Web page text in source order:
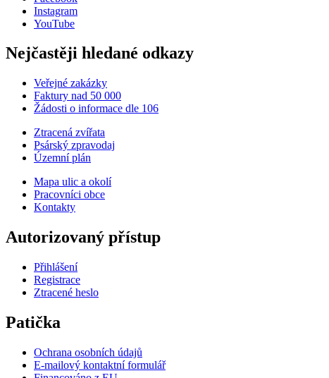
Instagram
YouTube
Nejčastěji hledané odkazy
Veřejné zakázky
Faktury nad 50 000
Žádosti o informace dle 106
Ztracená zvířata
Psárský zpravodaj
Územní plán
Mapa ulic a okolí
Pracovníci obce
Kontakty
Autorizovaný přístup
Přihlášení
Registrace
Ztracené heslo
Patička
Ochrana osobních údajů
E-mailový kontaktní formulář